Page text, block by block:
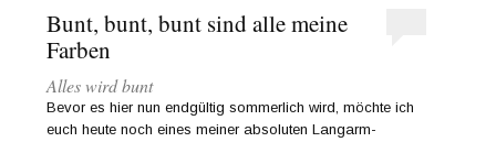
Bunt, bunt, bunt sind alle meine
Farben
Alles wird bunt
Bevor es hier nun endgültig sommerlich wird, möchte ich
euch heute noch eines meiner absoluten Langarm-